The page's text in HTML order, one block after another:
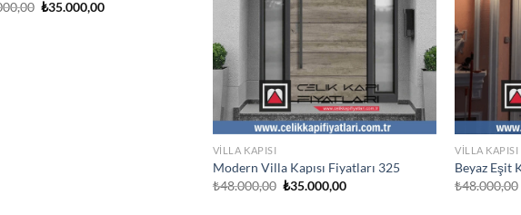
Orijinal
₺35.000,00Şu
VILLA KAPISI
Modern Villa Kapısı Fiyatları 325
₺48.000,00 Orijinal
₺35.000,00Şu
VILLA KAPISI
Beyaz Eşit
₺48.000,00